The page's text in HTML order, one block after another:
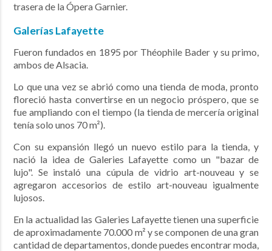
trasera de la Ópera Garnier.
Galerías Lafayette
Fueron fundados en 1895 por Théophile Bader y su primo,
ambos de Alsacia.
Lo que una vez se abrió como una tienda de moda, pronto
floreció hasta convertirse en un negocio próspero, que se
fue ampliando con el tiempo (la tienda de mercería original
tenía solo unos 70 m²).
Con su expansión llegó un nuevo estilo para la tienda, y
nació la idea de Galeries Lafayette como un "bazar de
lujo". Se instaló una cúpula de vidrio art-nouveau y se
agregaron accesorios de estilo art-nouveau igualmente
lujosos.
En la actualidad las Galeries Lafayette tienen una superficie
de aproximadamente 70.000 m² y se componen de una gran
cantidad de departamentos, donde puedes encontrar moda,